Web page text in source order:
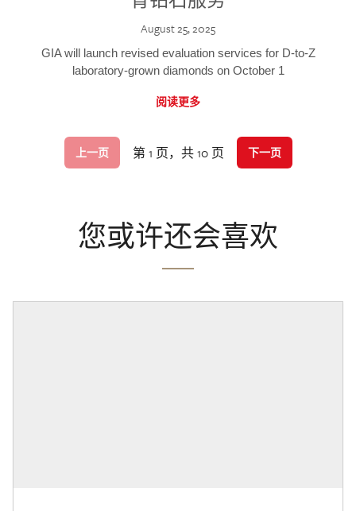
August 25, 2025
GIA will launch revised evaluation services for D-to-Z
laboratory-grown diamonds on October 1
阅读更多
上一页 第 1 页，共 10 页 下一页
您或许还会喜欢